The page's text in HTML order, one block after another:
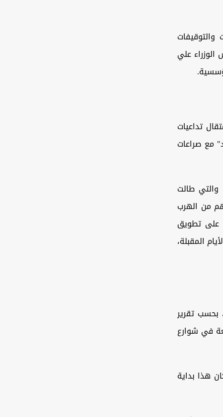
علي
تداعيات
مع صراعات
والتي طالت
من الهرب
على تطويق
‏المقبلة،
بحسب تقرير
في شوارع
‏هذا بداية